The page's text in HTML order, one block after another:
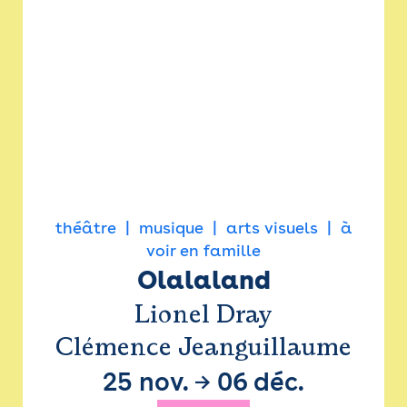
théâtre musique arts visuels
à
voir en famille
Olalaland
Lionel Dray
Clémence Jeanguillaume
25 nov. → 06 déc.